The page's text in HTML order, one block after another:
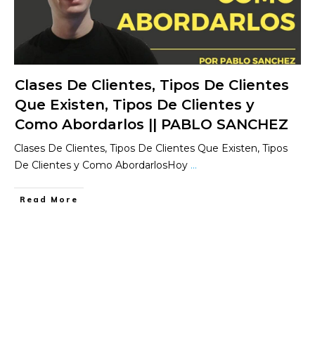
Clases De Clientes, Tipos De Clientes
Que Existen, Tipos De Clientes y
Como Abordarlos || PABLO SANCHEZ
Clases De Clientes, Tipos De Clientes Que Existen, Tipos
De Clientes y Como AbordarlosHoy ...
​Read More